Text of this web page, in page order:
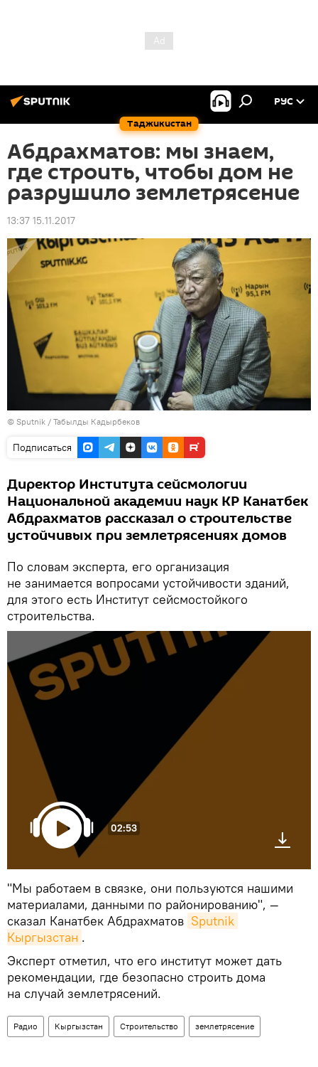
Таджикистан
РУС
Абдрахматов: мы знаем,
где строить, чтобы дом не
разрушило землетрясение
13:37 15.11.2017
© Sputnik / Табылды Кадырбеков
Подписаться
Директор Института сейсмологии
Национальной академии наук КР Канатбек
Абдрахматов рассказал о строительстве
устойчивых при землетрясениях домов
По словам эксперта, его организация
не занимается вопросами устойчивости зданий,
для этого есть Институт сейсмостойкого
строительства.
02:53
"Мы работаем в связке, они пользуются нашими
материалами, данными по районированию", —
сказал Канатбек Абдрахматов Sputnik
Кыргызстан .
Эксперт отметил, что его институт может дать
рекомендации, где безопасно строить дома
на случай землетрясений.
Радио Кыргызстан Строительство землетрясение